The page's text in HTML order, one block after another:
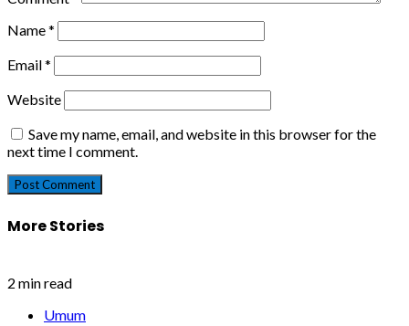
Name*
Email*
Website
Save my name, email, and website in this browser for the
next time I comment.
More Stories
2 min read
Umum